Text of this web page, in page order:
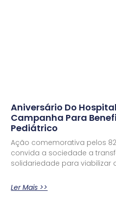
Aniversário Do
Campanha Para
Pediátrico
Ação comemorativa pelos
convida a sociedade a
solidariedade para viabilizar
Ler Mais >>